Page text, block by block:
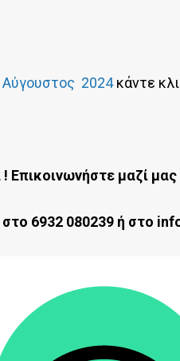
Αύγουστος 2024κάντε
Επικοινωνήστε μαζί μας
6932 080239 ή στο